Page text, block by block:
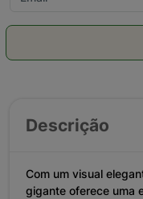
Descrição
Com um visual
gigante oferece uma